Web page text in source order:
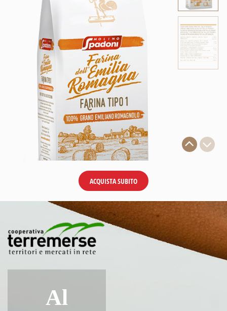
ACQUISTA SUBITO
Al